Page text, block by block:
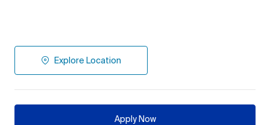
Explore Location
Apply Now